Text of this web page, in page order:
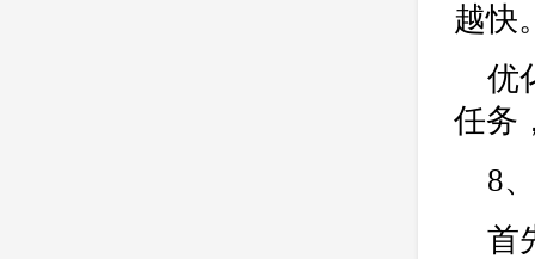
越快
优
任务
8
首